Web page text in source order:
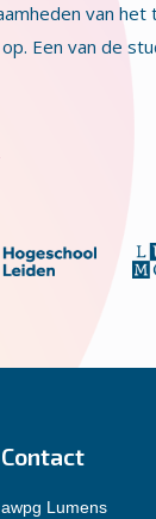
van
Een van de
Contact
awpg Lumens